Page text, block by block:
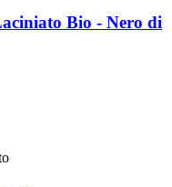
Bio -​ Nero di